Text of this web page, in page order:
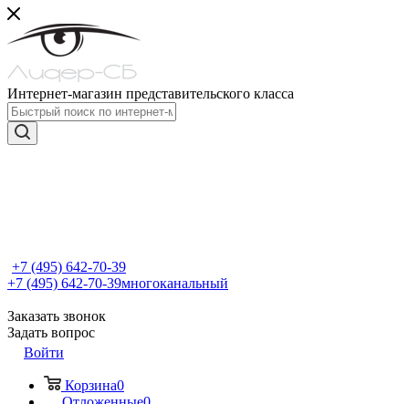
Интернет-магазин представительского класса
+7 (495) 642-70-39
+7 (495) 642-70-39многоканальный
Заказать звонок
Задать вопрос
Войти
Корзина0